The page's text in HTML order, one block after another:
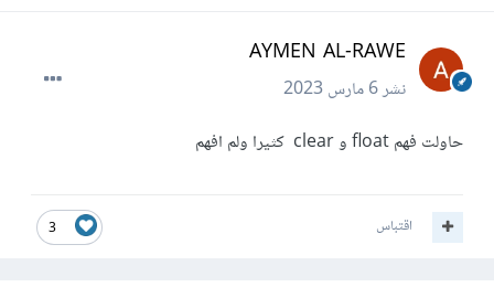
AYMEN AL-RAWE
نشر6 مارس 2023
حاولت فهم float و clear كثيرا ولم افهم
3 اقتباس